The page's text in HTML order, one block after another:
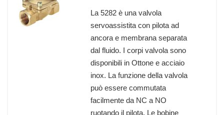
La 5282 è una valvola
servoassistita con pilota ad
ancora e membrana separata
dal fluido. I corpi valvola sono
disponibili in Ottone e acciaio
inox. La funzione della valvola
può essere commutata
facilmente da NC a NO
ruotando il pilota. Le bobine